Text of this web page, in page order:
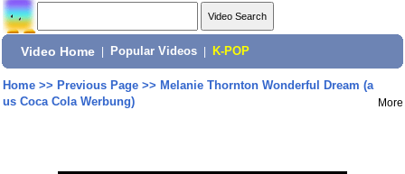
Video Home Popular Videos K-POP
Home>> Previous Page>> Melanie Thornton Wonderful Dream (a
us Coca Cola Werbung)
More